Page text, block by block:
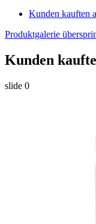
Kunden kauften
Produktgalerie
Kunden
slide 0